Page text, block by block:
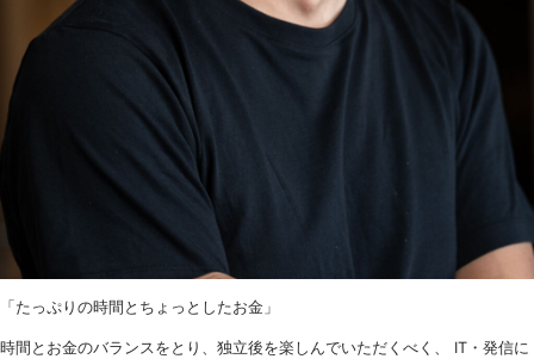
「たっぷりの時間とちょっとしたお金」
時間とお金のバランスをとり、独立後を楽しんでいただくべく、 IT・発信に